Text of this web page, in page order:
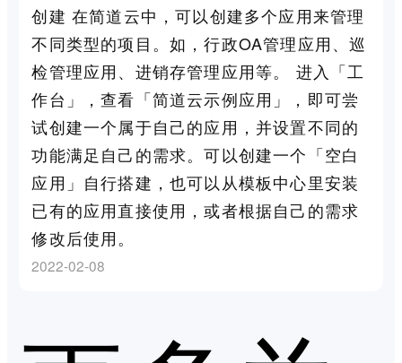
创建 在简道云中，可以创建多个应用来管理
不同类型的项目。如，行政OA管理应用、巡
检管理应用、进销存管理应用等。 进入「工
作台」，查看「简道云示例应用」，即可尝
试创建一个属于自己的应用，并设置不同的
功能满足自己的需求。可以创建一个「空白
应用」自行搭建，也可以从模板中心里安装
已有的应用直接使用，或者根据自己的需求
修改后使用。
2022-02-08